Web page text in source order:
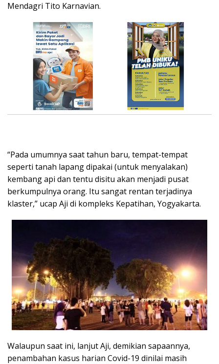
Mendagri Tito Karnavian.
“Pada umumnya saat tahun baru, tempat-tempat
seperti tanah lapang dipakai (untuk menyalakan)
kembang api dan tentu disitu akan menjadi pusat
berkumpulnya orang. Itu sangat rentan terjadinya
klaster,” ucap Aji di kompleks Kepatihan, Yogyakarta.
Walaupun saat ini, lanjut Aji, demikian sapaannya,
penambahan kasus harian Covid-19 dinilai masih